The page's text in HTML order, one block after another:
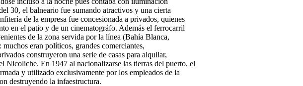
30, el balneario fue sumando atractivos y una cierta
de la empresa fue concesionada a privados, quienes
en el patio y de un cinematográfo. Además el ferrocarril
de la zona servida por la línea (Bahía Blanca,
eran políticos, grandes comerciantes,
construyeron una serie de casas para alquilar,
Nicoliche. En 1947 al nacionalizarse las tierras del puerto, el
y utilizado exclusivamente por los empleados de la
destruyendo la infaestructura.